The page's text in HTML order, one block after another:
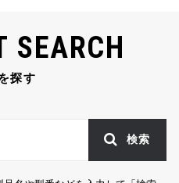
SEARCH
探す
検索